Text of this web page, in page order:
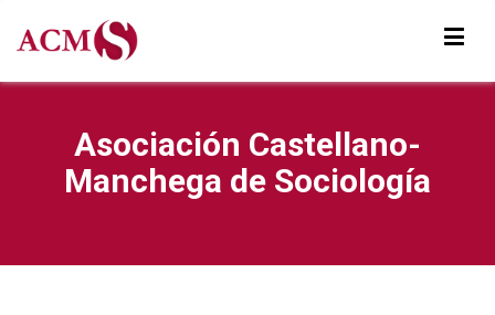
Asociación Castellano-
Manchega de Sociología